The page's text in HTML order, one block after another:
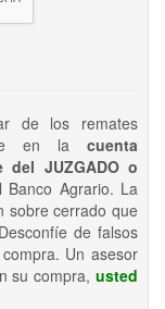
de los remates
en la cuenta
del JUZGADO o
Agrario. La
sobre cerrado que
de falsos
Un asesor
su compra, usted